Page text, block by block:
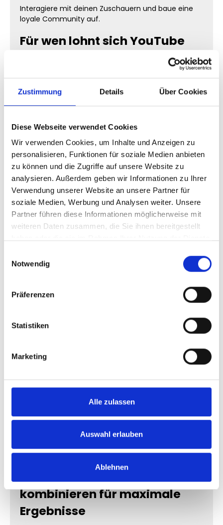
Zustimmung Details Über Cookies
Diese Webseite verwendet Cookies
Wir verwenden Cookies, um Inhalte und Anzeigen zu
personalisieren, Funktionen für soziale Medien anbieten
zu können und die Zugriffe auf unsere Website zu
analysieren. Außerdem geben wir Informationen zu Ihrer
Verwendung unserer Website an unsere Partner für
soziale Medien, Werbung und Analysen weiter. Unsere
Partner führen diese Informationen möglicherweise mit
weiteren Daten zusammen, die Sie ihnen bereitgestellt
Notwendig
Präferenzen
Statistiken
Marketing
Alle zulassen
Auswahl erlauben
Ablehnen
Interagiere mit deinen Zuschauern und baue eine
loyale Community auf.
Für wen lohnt sich YouTube
Content Creator & YouTuber
Mehr Subscriber erhöhen deine Chancen auf
Unternehmen & Marken
YouTube ist ein wichtiger Marketingkanal. Mehr
Abonnenten bringen mehr Reichweite und Kunden.
Online Shops
Produkte werden häufiger gesehen und verkauft.
Selbstständige & Dienstleister
Umsatz.
YouTube Abonnenten kaufen
– sicher & anonym
Viele Nutzer fragen sich, ob YouTube Abonnenten
Du musst kein Passwort angeben. Dein Kanal bleibt
Wie schnell werden YouTube
Abonnenten geliefert?
Die Lieferung startet meist innerhalb kurzer Zeit.
um ein natürliches Wachstum zu gewährleisten.
kombinieren für maximale
Ergebnisse